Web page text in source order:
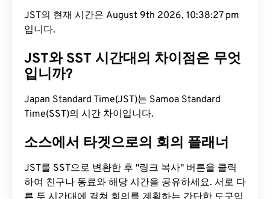
JST의 현재 시간은 August 9th 2026, 10:38:28 pm
입니다.
JST와 SST 시간대의 차이점은 무엇
입니까?
Japan Standard Time(JST)는 Samoa Standard
Time(SST)의 시간 차이입니다.
소스에서 타겟으로의 회의 플래너
JST를 SST으로 변환한 후 "링크 복사" 버튼을 클릭
하여 친구나 동료와 해당 시간을 공유하세요. 서로 다